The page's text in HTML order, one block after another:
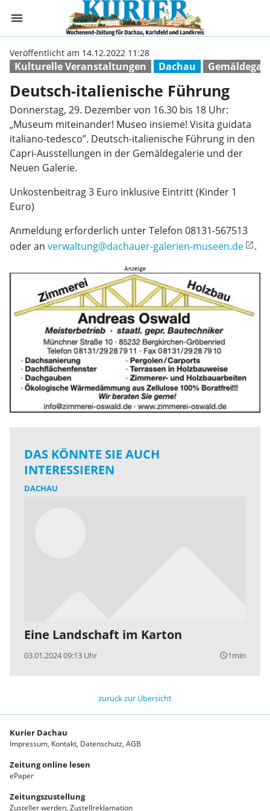
menu Deutsch-
Kulturelle Veranstaltungen Dachau
Veröffentlicht am 14.12.2022 11:28
Deutsch-italienische Führung
Donnerstag, 29. Dezember von 16.30 bis 18 Uhr:
„Museum miteinander! Museo insieme! Visita guidata
italiano-tedesco”. Deutsch-italienische Führung in den
Capri-Ausstellungen in der Gemäldegalerie und der
Neuen Galerie.
Unkostenbeitrag 3 Euro inklusive Eintritt (Kinder 1
Euro)
Anmeldung erforderlich unter Telefon 08131-567513
oder an verwaltung@dachauer-galerien-museen.de .
DAS KÖNNTE SIE AUCH
INTERESSIEREN
DACHAU
Eine Landschaft im Karton
03.01.2024 09:13 Uhr query_builder1min
zurück zur Übersicht
Kurier Dachau
Impressum Kontakt Datenschutz AGB
Zeitung online lesen
ePaper
Zeitungszustellung
Zusteller werden Zustellreklamation